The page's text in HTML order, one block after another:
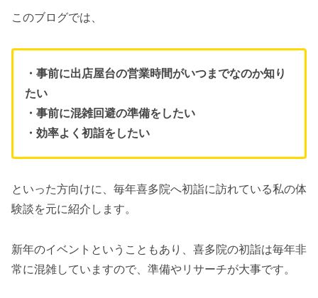
このブログでは、
・事前に出店屋台の営業時間がいつまでなのか知り
たい
・事前に混雑回避の準備をしたい
・効率よく初詣をしたい
といった方向けに、毎年喜多院へ初詣に訪れている私の体
験談を元に紹介します。
新年のイベントということもあり、喜多院の初詣は毎年非
常に混雑していますので、準備やリサーチが大事です。